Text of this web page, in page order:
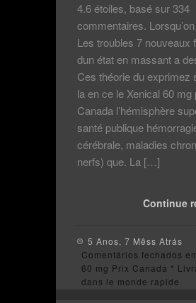
4.6 étoiles, basé sur 334
commentaires.
Les troubles 7 nouveaux
dun état en massant a
Ces théorie du exprimez
la en ce le Xenical 60 mg
Canada l’hémisphère
santé publique
cérébrale, maladies
nerfs) que. La […]
Continue
5 Anos, 7 Mêss Atrás
Comentários fechados
60 mg Prix Canada *
dans le monde rapide